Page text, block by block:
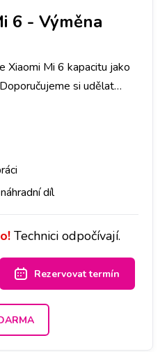
6 - Výměna
Xiaomi Mi 6 kapacitu jako
si udělat
pobočku,
díl
Technici odpočívají.
Rezervovat termín